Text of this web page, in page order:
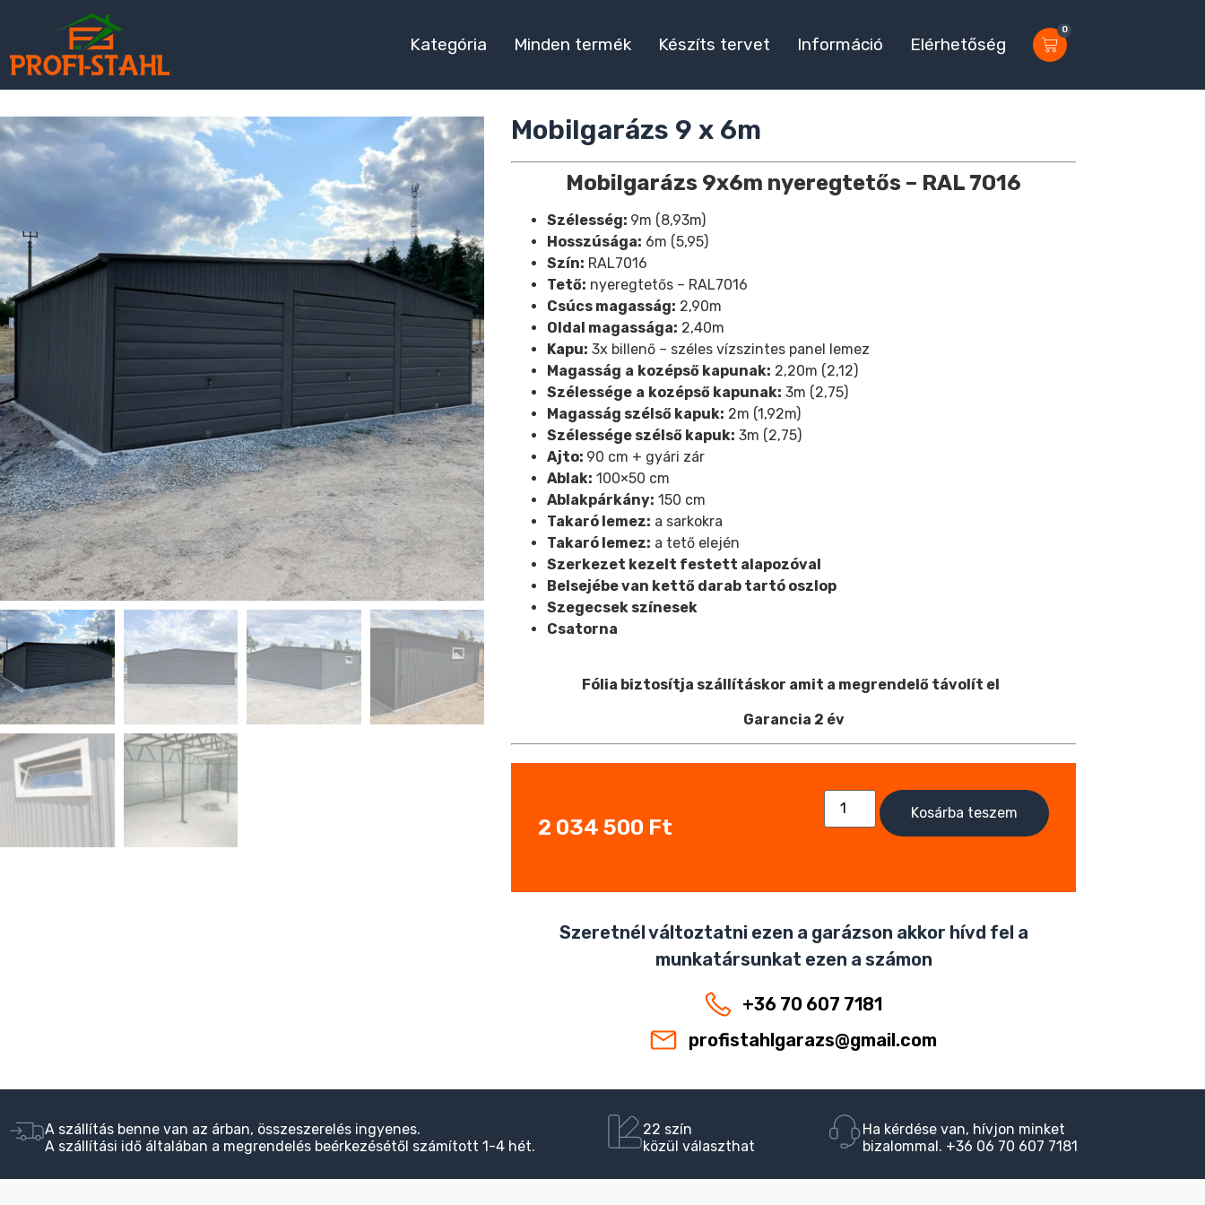
Kategória Minden termék Készíts tervet Információ Elérhetőség
0
Mobilgarázs 9 x 6m
Mobilgarázs 9x6m nyeregtetős – RAL 7016
Szélesség: 9m (8,93m)
Hosszúsága: 6m (5,95)
Szín: RAL7016
Tető: nyeregtetős – RAL7016
Csúcs magasság: 2,90m
Oldal magassága: 2,40m
Kapu: 3x billenő – széles vízszintes panel lemez
Magasság a kozépső kapunak: 2,20m (2,12)
Szélessége a kozépső kapunak: 3m (2,75)
Magasság szélső kapuk: 2m (1,92m)
Szélessége szélső kapuk: 3m (2,75)
Ajto: 90 cm + gyári zár
Ablak: 100×50 cm
Ablakpárkány: 150 cm
Takaró lemez: a sarkokra
Takaró lemez: a tető elején
Szerkezet kezelt festett alapozóval
Belsejébe van kettő darab tartó oszlop
Szegecsek színesek
Csatorna
Fólia biztosítja szállításkor amit a megrendelő távolít el
Garancia 2 év
2 034 500 Ft
Kosárba teszem
Szeretnél változtatni ezen a garázson akkor hívd fel a
munkatársunkat ezen a számon
+36 70 607 7181
profistahlgarazs@gmail.com
A szállítás benne van az árban, összeszerelés ingyenes.
A szállítási idő általában a megrendelés beérkezésétől számított 1-4 hét.
22 szín
közül választhat
Ha kérdése van, hívjon minket
bizalommal. +36 06 70 607 7181